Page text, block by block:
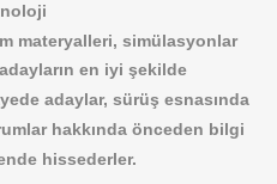
materyalleri, simülasyonlar
en iyi şekilde
adaylar, sürüş esnasında
hakkında önceden bilgi
hissederler.